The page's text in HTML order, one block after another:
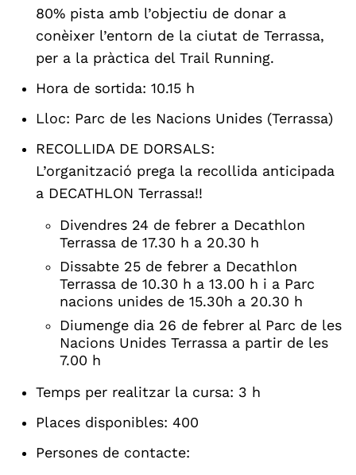
80% pista amb l’objectiu de donar a
conèixer l’entorn de la ciutat de Terrassa,
per a la pràctica del Trail Running.
Hora de sortida: 10.15 h
​Lloc: Parc de les Nacions Unides (Terrassa)
RECOLLIDA DE DORSALS:
L’organització prega la recollida anticipada
a DECATHLON Terrassa!!
Divendres 24 de febrer a Decathlon
Terrassa de 17.30 h a 20.30 h
Dissabte 25 de febrer a Decathlon
Terrassa de 10.30 h a 13.00 h i a Parc
nacions unides de 15.30h a 20.30 h
Diumenge dia 26 de febrer al Parc de les
Nacions Unides Terrassa a partir de les
7.00 h
Temps per realitzar la cursa: 3 h
Places disponibles: 400
Persones de contacte: